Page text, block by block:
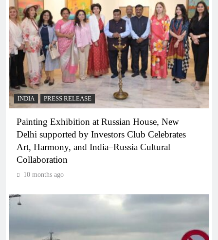
INDIA PRESS RELEASE
Painting Exhibition at Russian House, New
Delhi supported by Investors Club Celebrates
Art, Harmony, and India–Russia Cultural
Collaboration
10 months ago